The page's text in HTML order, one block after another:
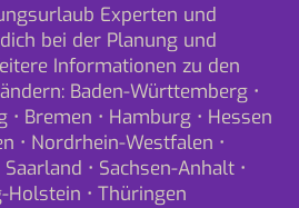
Experten und
bei der Planung und
Informationen zu den
Baden-Württemberg•
• Bremen • Hamburg • Hessen
• Nordrhein-Westfalen •
Saarland • Sachsen-Anhalt •
Holstein • Thüringen